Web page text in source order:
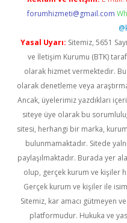
forumhizmeti@gmail.com
Yasal Uyarı: Sitemiz, 5651
ve İletişim Kurumu (BTK)
olarak hizmet vermektedir.
olarak denetleme veya
Ancak, üyelerimiz yazdıkları
siteye üye olarak bu
sitesi, herhangi bir marka,
bulunmamaktadır. Sitede
paylaşılmaktadır. Burada yer
olup, gerçek kurum ve kişiler
Gerçek kurum ve kişiler ile
Sitemiz, kar amacı gütmeyen
platformudur. Hukuka ve